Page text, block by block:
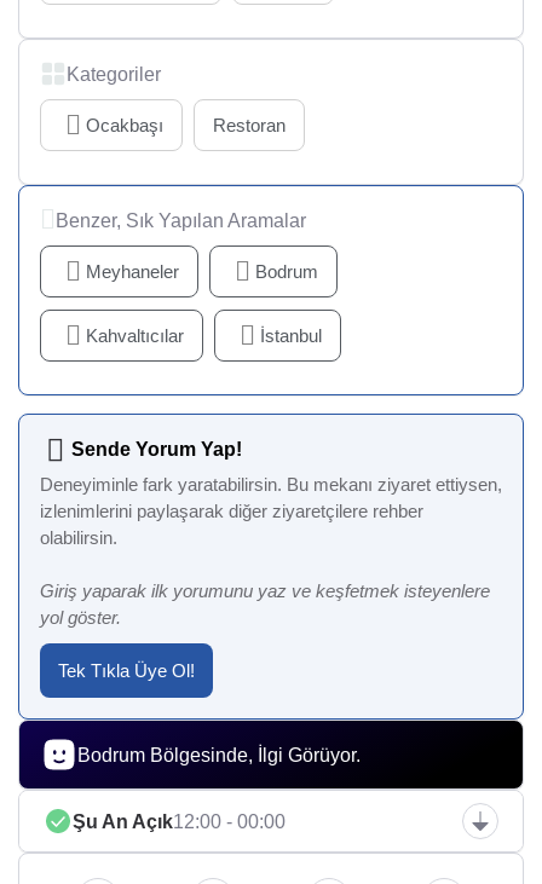
Kategoriler
Ocakbaşı Restoran
Benzer, Sık Yapılan Aramalar
Meyhaneler Bodrum
Kahvaltıcılar İstanbul
Sende Yorum Yap!
Deneyiminle fark yaratabilirsin. Bu mekanı ziyaret ettiysen,
izlenimlerini paylaşarak diğer ziyaretçilere rehber
olabilirsin.
Giriş yaparak ilk yorumunu yaz ve keşfetmek isteyenlere
yol göster.
Tek Tıkla Üye Ol!
Bodrum Bölgesinde, İlgi Görüyor.
Şu An Açık12:00 - 00:00